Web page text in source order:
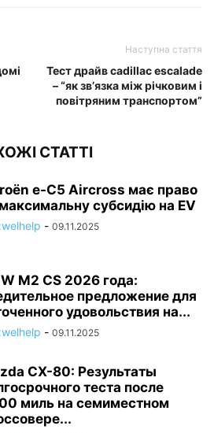
Наступна стаття
Тест драйв cadillac escalade
– “як зв’язка між річковим і
повітряним транспортом”
СТАТТІ
e-C5 Aircross має право
субсидію на EV
- 09.11.2025
M2 CS 2026 года:
предложение для
удовольствия на...
- 09.11.2025
CX-80: Результаты
теста после
миль на семиместном